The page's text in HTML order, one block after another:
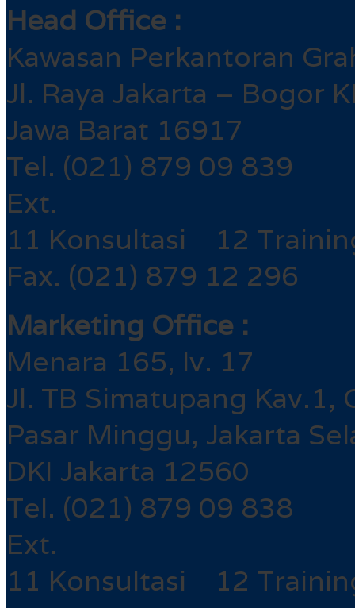
Head Office :
Kawasan Perkantoran
Jl. Raya Jakarta – Bogor
Jawa Barat 16917
Tel. (021) 879 09 839
Ext.
11 Konsultasi 12
Fax. (021) 879 12 296
Marketing Office :
Menara 165, lv. 17
Jl. TB Simatupang Kav.1,
Pasar Minggu, Jakarta
DKI Jakarta 12560
Tel. (021) 879 09 838
Ext.
11 Konsultasi 12